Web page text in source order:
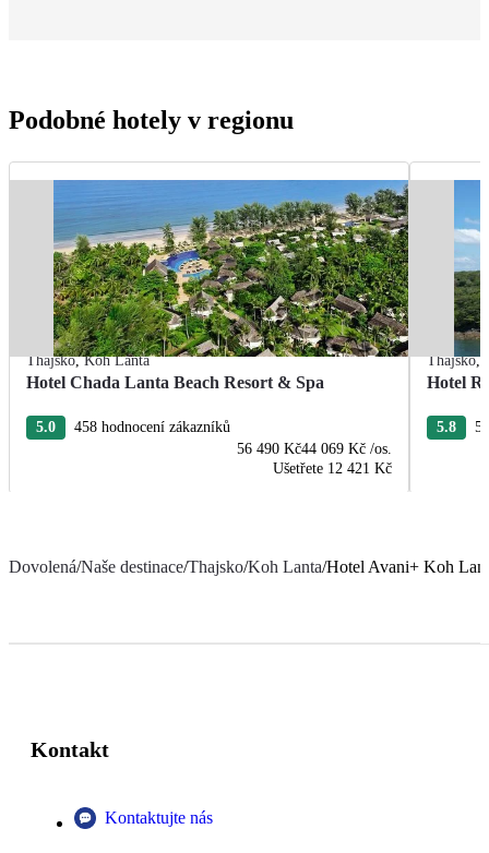
Podobné hotely v regionu
Thajsko,Koh Lanta
Hotel Chada Lanta Beach Resort & Spa
5.0
458 hodnocení zákazníků
56 490 Kč44 069 Kč /os.
Ušetřete 12 421 Kč
Thajsko,
Hotel
5.8 5
Dovolená/Naše destinace/Thajsko/Koh Lanta/Hotel Avani+ Koh
Kontakt
Kontaktujte nás